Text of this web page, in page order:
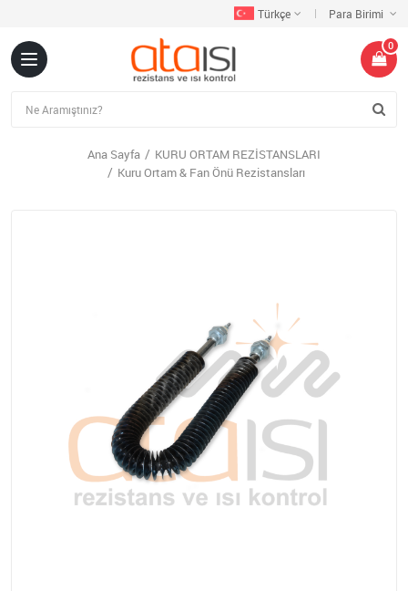
Türkçe Para Birimi
0
Ana Sayfa
KURU ORTAM REZİSTANSLARI
Kuru Ortam & Fan Önü Rezistansları